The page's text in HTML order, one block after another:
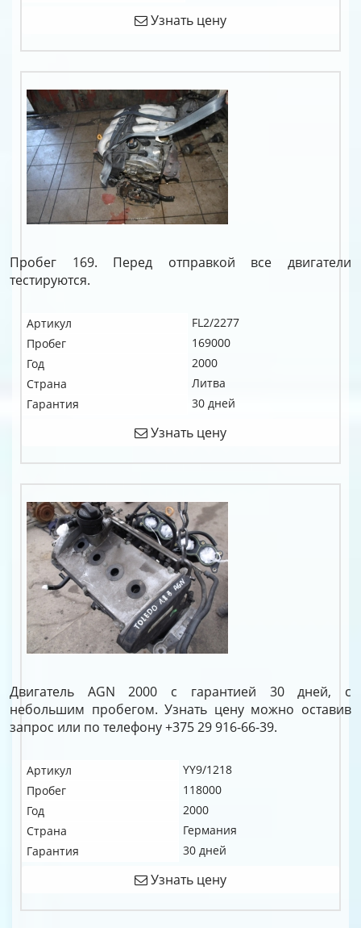
Узнать цену
Пробег 169. Перед отправкой все двигатели
тестируются.
Артикул
FL2/2277
Пробег
169000
Год
2000
Страна
Литва
Гарантия
30 дней
Узнать цену
Двигатель AGN 2000 с гарантией 30 дней, с
небольшим пробегом. Узнать цену можно оставив
запрос или по телефону +375 29 916-66-39.
Артикул
YY9/1218
Пробег
118000
Год
2000
Страна
Германия
Гарантия
30 дней
Узнать цену